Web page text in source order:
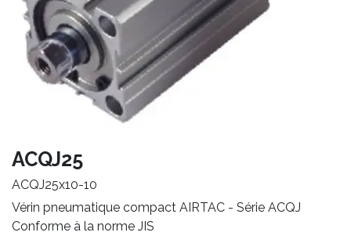
ACQJ25
ACQJ25x10-10
Vérin pneumatique compact AIRTAC - Série ACQJ
Conforme à la norme JIS